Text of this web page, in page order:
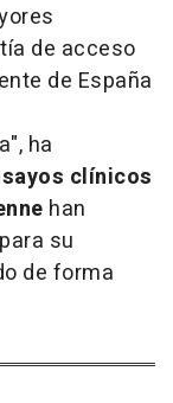
de acceso
de España
ha
clínicos
han
su
de forma